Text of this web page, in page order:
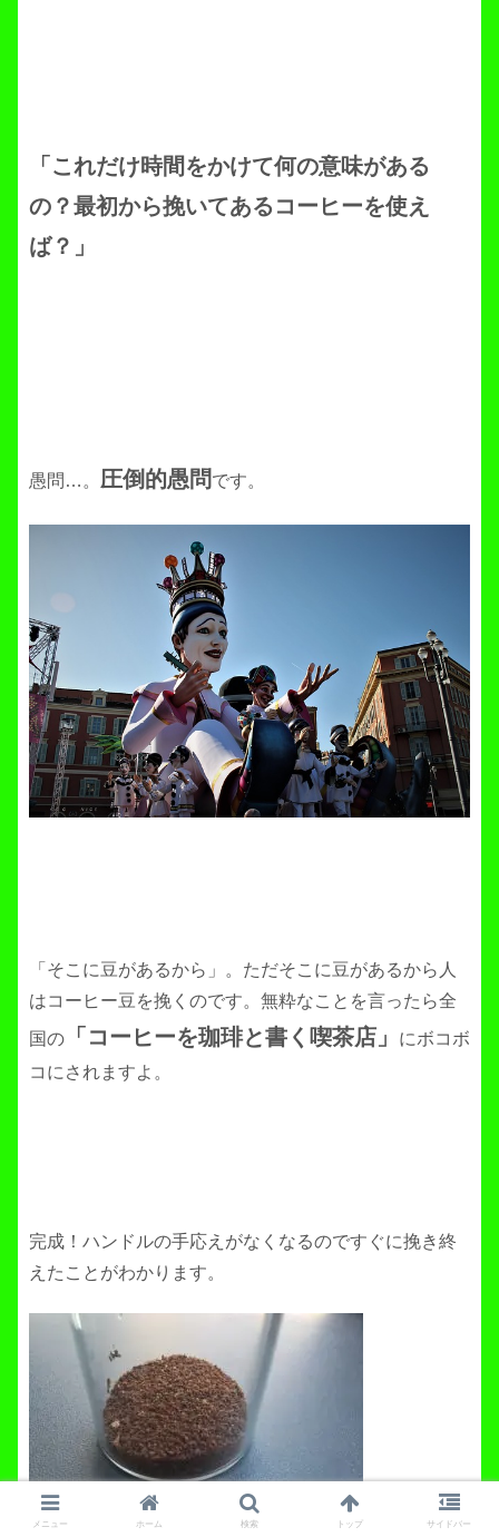
「これだけ時間をかけて何の意味がある
の？最初から挽いてあるコーヒーを使え
ば？」
愚問…。 圧倒的愚問です。
「そこに豆があるから」。ただそこに豆があるから人
はコーヒー豆を挽くのです。無粋なことを言ったら全
国の
「コーヒーを珈琲と書く喫茶店」
にボコボ
コにされますよ。
完成！ハンドルの手応えがなくなるのですぐに挽き終
えたことがわかります。
メニュー ホーム 検索 トップ サイドバー